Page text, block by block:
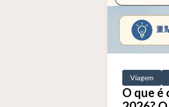
Viagem
O que é